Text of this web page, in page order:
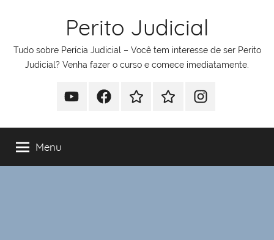
conteúdo
Perito Judicial
Tudo sobre Perícia Judicial – Você tem interesse de ser Perito
Judicial? Venha fazer o curso e comece imediatamente.
YoutubeFacebookWhatsappTelegramInstagram
Menu